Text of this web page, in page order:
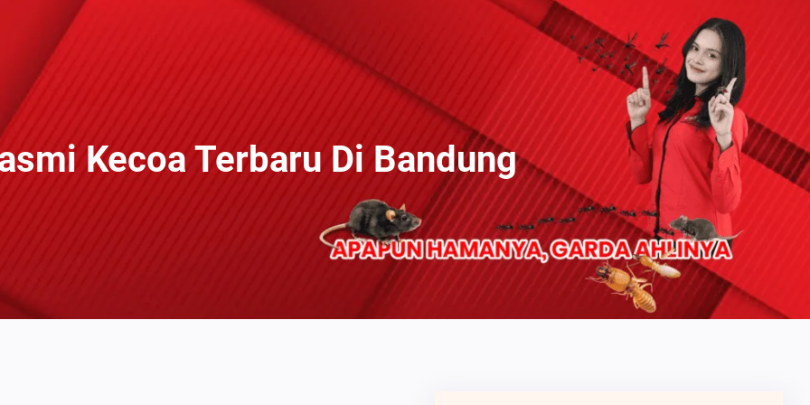
Kecoa Terbaru Di Bandung